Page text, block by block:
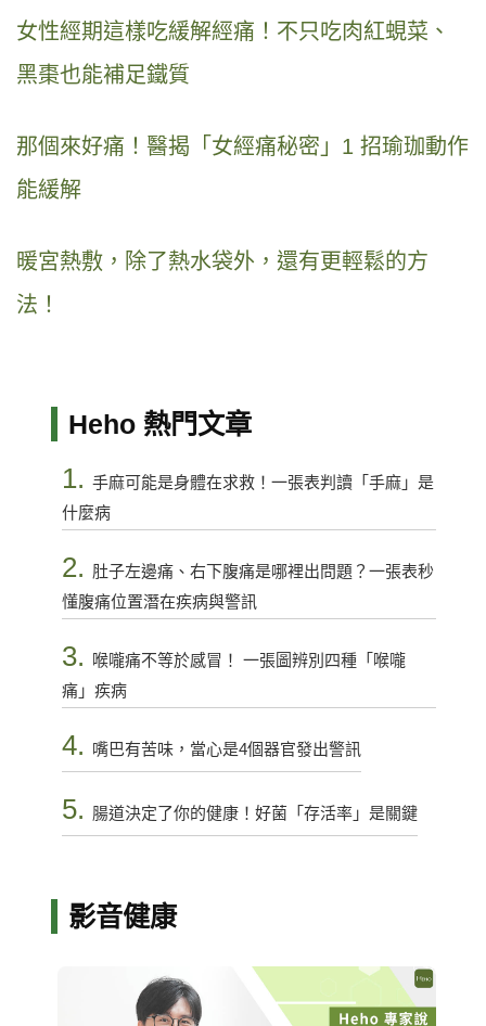
女性經期這樣吃緩解經痛！不只吃肉紅蜆菜、
黑棗也能補足鐵質
那個來好痛！醫揭「女經痛秘密」1 招瑜珈動作
能緩解
暖宮熱敷，除了熱水袋外，還有更輕鬆的方
法！
Heho 熱門文章
1. 手麻可能是身體在求救！一張表判讀「手麻」是
什麼病
2. 肚子左邊痛、右下腹痛是哪裡出問題？一張表秒
懂腹痛位置潛在疾病與警訊
3.
喉嚨痛不等於感冒！ 一張圖辨別四種「喉嚨
痛」疾病
4. 嘴巴有苦味，當心是4個器官發出警訊
5. 腸道決定了你的健康！好菌「存活率」是關鍵
影音健康